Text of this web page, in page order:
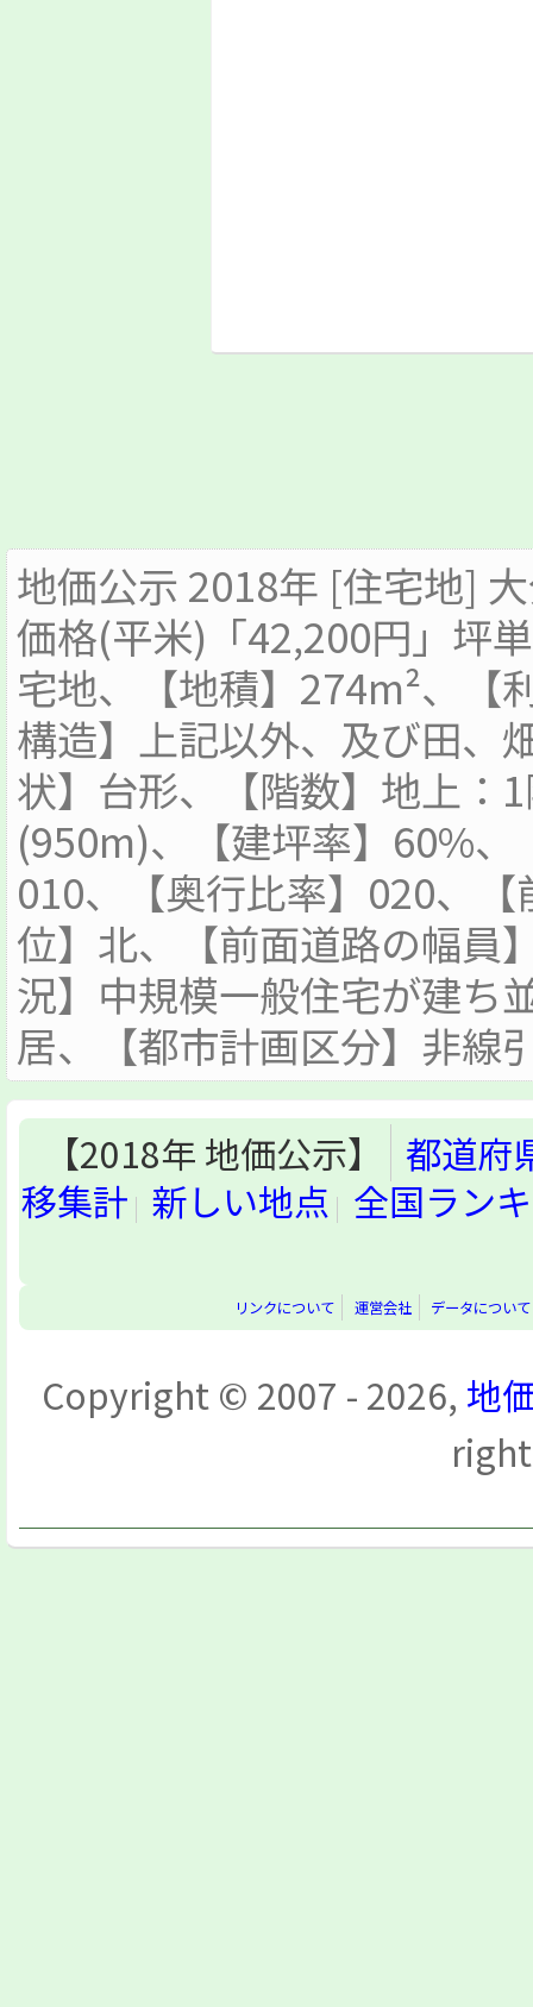
地価公示 2018年 [住宅地]
価格(平米)「42,200円」坪
宅地、【地積】274m²、【
構造】上記以外、及び田、
状】台形、【階数】地上：
(950m)、【建坪率】60%
010、【奥行比率】020、
位】北、【前面道路の幅員
況】中規模一般住宅が建ち
居、【都市計画区分】非線
【2018年 地価公示】
都道府
移集計 新しい地点 全国ラン
リンクについて 運営会社 データについて
Copyright © 2007 - 2026, 地